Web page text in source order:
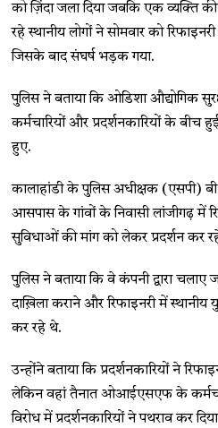
को ज़िंदा जला दिया जबकि एक व्यक्ति
रहे स्थानीय लोगों ने सोमवार को
जिसके बाद संघर्ष भड़क गया.
पुलिस ने बताया कि ओडिशा औद्योगिक
कर्मचारियों और प्रदर्शनकारियों के
हुए.
कालाहांडी के पुलिस अधीक्षक (एसपी)
आसपास के गांवों के निवासी लांजीगढ़ में
सुविधाओं की मांग को लेकर प्रदर्शन कर
पुलिस ने बताया कि वे कंपनी द्वारा
दाख़िला कराने और रिफाइनरी में
कर रहे थे.
उन्होंने बताया कि प्रदर्शनकारियों ने
लेकिन वहां तैनात ओआईएसएफ के
विरोध में प्रदर्शनकारियों ने पथराव कर